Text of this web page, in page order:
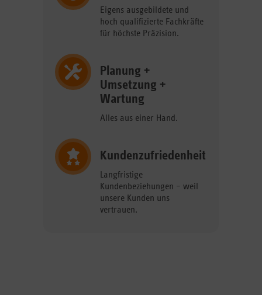
Eigens ausgebildete und
hoch qualifizierte Fachkräfte
für höchste Präzision.
Planung +
Umsetzung +
Wartung
Alles aus einer Hand.
Kundenzufriedenheit
Langfristige
Kundenbeziehungen – weil
unsere Kunden uns
vertrauen.